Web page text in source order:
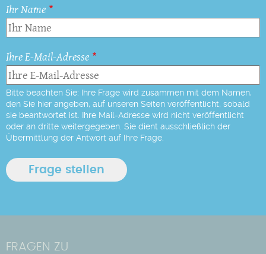
Ihr Name
Ihre E-Mail-Adresse
Bitte beachten Sie: Ihre Frage wird zusammen mit dem Namen,
den Sie hier angeben, auf unseren Seiten veröffentlicht, sobald
sie beantwortet ist. Ihre Mail-Adresse wird nicht veröffentlicht
oder an dritte weitergegeben. Sie dient ausschließlich der
Übermittlung der Antwort auf Ihre Frage.
FRAGEN ZU